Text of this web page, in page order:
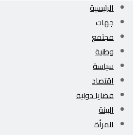
الرئيسية
جهات
مجتمع
وطنية
سياسة
اقتصاد
قضايا دولية
البيئة
المرأة